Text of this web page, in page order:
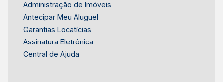
Administração de Imóveis
Antecipar Meu Aluguel
Garantias Locatícias
Assinatura Eletrônica
Central de Ajuda